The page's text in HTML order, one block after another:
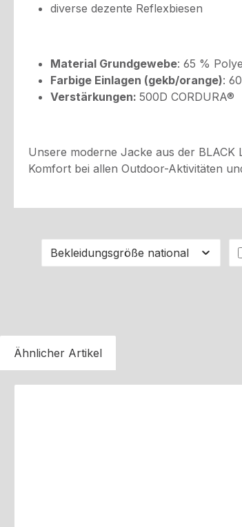
diverse dezente Reflexbiesen
Material Grundgewebe: 65 %
Farbige Einlagen (gekb/orange):
Verstärkungen: 500D CORDURA®
Unsere moderne Jacke aus der
Komfort bei allen Outdoor-Aktivitäten
Bekleidungsgröße national
Ähnlicher Artikel